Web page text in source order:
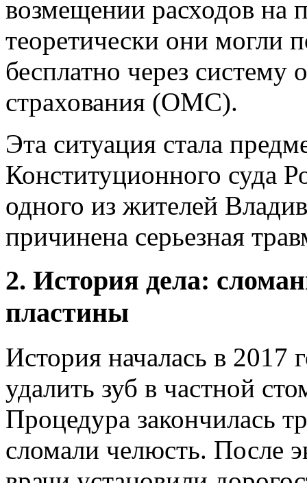
возмещении расходов на
теоретически они могли
бесплатно через систему
страхования (ОМС).
Эта ситуация стала
Конституционного суда
одного из жителей
причинена серьезная
2. История дела:
пластины
История началась в 2017
удалить зуб в частной
Процедура закончилась
сломали челюсть. После